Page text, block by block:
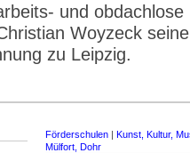
und obdachlose
Woyzeck
zu Leipzig.
Förderschulen | Kunst, Kultur,
Mülfort, Dohr